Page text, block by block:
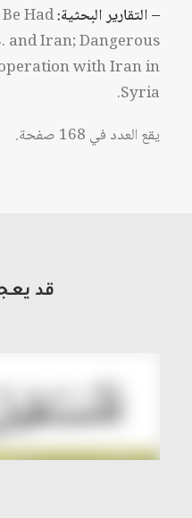
– التقارير البحثية:Had
and Iran; Dangerous
with Iran in
Syria.
يقع العدد في 168 صفحة.
قد